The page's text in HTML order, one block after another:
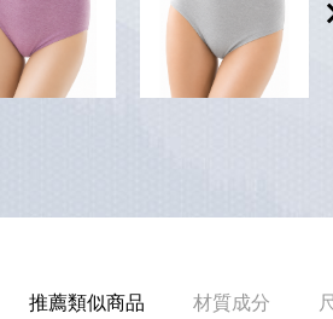
推薦類似商品 材質成分